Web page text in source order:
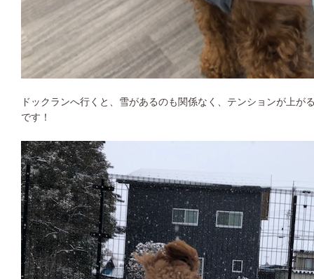
ドックランへ行くと、雪があるのも関係なく、テンションが上が
です！